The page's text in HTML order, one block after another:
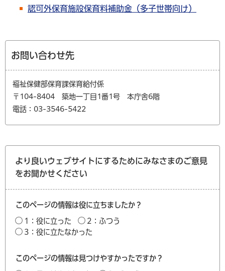
認可外保育施設保育料補助金（多子世帯向け）
お問い合わせ先
福祉保健部保育課保育給付係
〒104-8404 築地一丁目1番1号 本庁舎6階
電話：03-3546-5422
より良いウェブサイトにするためにみなさまのご意見
をお聞かせください
このページの情報は役に立ちましたか？
1：役に立った
2：ふつう
3：役に立たなかった
このページの情報は見つけやすかったですか？